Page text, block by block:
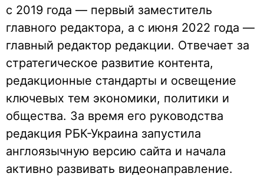
с 2019 года — первый заместитель
главного редактора, а с июня 2022 года —
главный редактор редакции. Отвечает за
стратегическое развитие контента,
редакционные стандарты и освещение
ключевых тем экономики, политики и
общества. За время его руководства
редакция РБК-Украина запустила
англоязычную версию сайта и начала
активно развивать видеонаправление.